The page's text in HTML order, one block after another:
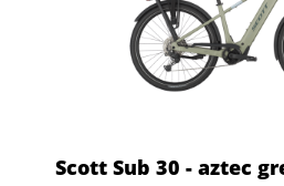
Scott Sub 30 - aztec